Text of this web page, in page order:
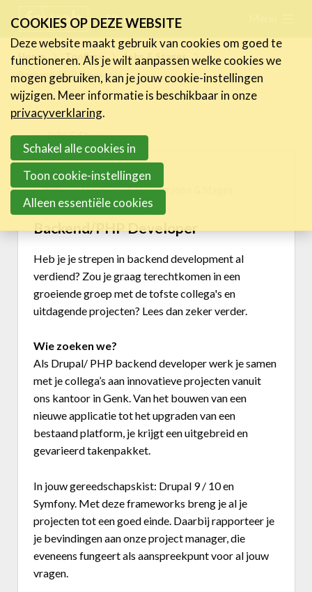
links
Jump
to
navigation
to
main
content
FR NL
Home Toolbox
Jobs & Stages
Backend/PHP Developer
Jobs & Stages
New Job / Stage
15/01/2024 15:22 in
Backend/PHP Developer
Heb je je strepen in backend development al
verdiend? Zou je graag terechtkomen in een
groeiende groep met de tofste collega's en
uitdagende projecten? Lees dan zeker verder.
Wie zoeken we?
Als Drupal/ PHP backend developer werk je samen
met je collega’s aan innovatieve projecten vanuit
ons kantoor in Genk. Van het bouwen van een
nieuwe applicatie tot het upgraden van een
bestaand platform, je krijgt een uitgebreid en
gevarieerd takenpakket.
In jouw gereedschapskist: Drupal 9 / 10 en
Symfony. Met deze frameworks breng je al je
projecten tot een goed einde. Daarbij rapporteer je
je bevindingen aan onze project manager, die
eveneens fungeert als aanspreekpunt voor al jouw
vragen.
Nieuws
Activiteiten
Expertise
Toolbox
Kenniscentrum
eXperience Labs
Legal Line
FeWeb Verzekering
Jobs & Stages
Tools Corner
Bedrijvenzoeker
Over FeWeb
COOKIES OP DEZE WEBSITE
Deze website maakt gebruik van cookies om goed te
functioneren. Als je wilt aanpassen welke cookies we
mogen gebruiken, kan je jouw cookie-instellingen
wijzigen. Meer informatie is beschikbaar in onze
privacyverklaring.
Schakel alle cookies in
Toon cookie-instellingen
Alleen essentiële cookies